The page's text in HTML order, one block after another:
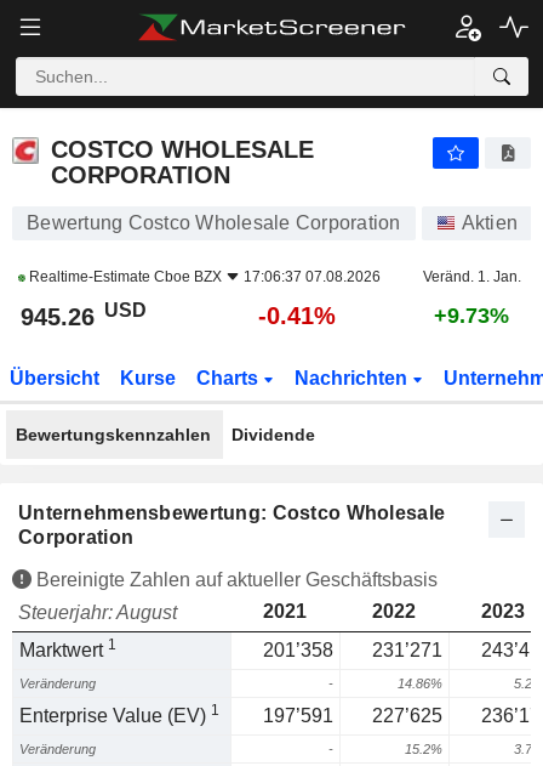
COSTCO WHOLESALE
CORPORATION
Bewertung Costco Wholesale Corporation Aktien
Realtime-Estimate Cboe BZX 17:06:37 07.08.2026 Veränd. 1. Jan.
945.26 USD -0.41% +9.73%
Übersicht Kurse Charts Nachrichten
Bewertungskennzahlen Dividende
Unternehmensbewertung: Costco Wholesale
Corporation
Bereinigte Zahlen auf aktueller Geschäftsbasis
Steuerjahr: August
2021 2022
2023
Marktwert 1 201’358 231’271
Veränderung - 14.86%
Enterprise Value (EV) 1 197’591 227’625
Veränderung - 15.2%